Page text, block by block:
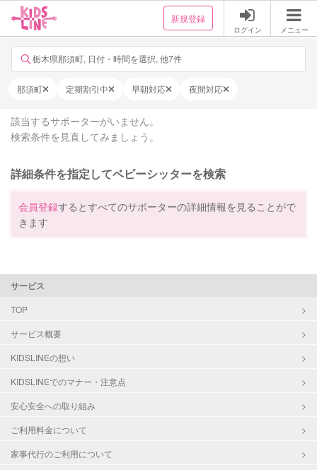
新規登録
ログイン メニュー
栃木県那須町, 日付・時間を選択, 他7件
那須町 定期割引中 早朝対応 夜間対応
該当するサポーターがいません。
検索条件を見直してみましょう。
詳細条件を指定してベビーシッターを検索
会員登録するとすべてのサポーターの詳細情報を見ることがで
きます
サービス
TOP
サービス概要
KIDSLINEの想い
KIDSLINEでのマナー・注意点
安心安全への取り組み
ご利用料金について
家事代行のご利用について